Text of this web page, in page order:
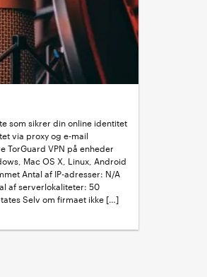
som sikrer din online identitet
via proxy og e-mail
TorGuard VPN på enheder
Mac OS X, Linux, Android
Antal af IP-adresser: N/A
af serverlokaliteter: 50
Selv om firmaet ikke […]